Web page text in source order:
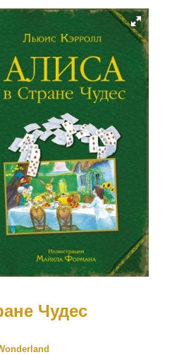
Чудес